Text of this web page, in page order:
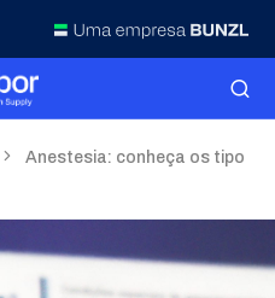
Anestesia: conheça os tipo